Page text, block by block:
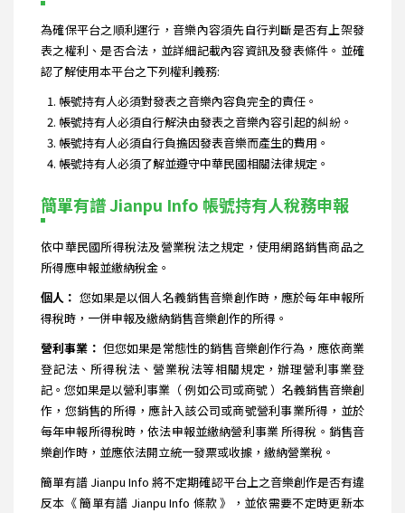
為確保平台之順利運行，音樂內容須先自行判斷是否有上架發
表之權利、是否合法，並詳細記載內容資訊及發表條件。並確
認了解使用本平台之下列權利義務:
帳號持有人必須對發表之音樂內容負完全的責任。
帳號持有人必須自行解決由發表之音樂內容引起的糾紛。
帳號持有人必須自行負擔因發表音樂而產生的費用。
帳號持有人必須了解並遵守中華民國相關法律規定。
簡單有譜 Jianpu Info 帳號持有人稅務申報
依中華民國所得稅法及營業稅法之規定，使用網路銷售商品之
所得應申報並繳納稅金。
個人： 您如果是以個人名義銷售音樂創作時，應於每年申報所
得稅時，一併申報及繳納銷售音樂創作的所得。
營利事業： 但您如果是常態性的銷售音樂創作行為，應依商業
登記法、所得稅法、營業稅法等相關規定，辦理營利事業登
記。您如果是以營利事業（ 例如公司或商號 ）名義銷售音樂創
作，您銷售的所得，應計入該公司或商號營利事業所得，並於
每年申報所得稅時，依法申報並繳納營利事業 所得稅。銷售音
樂創作時，並應依法開立統一發票或收據，繳納營業稅。
簡單有譜 Jianpu Info 將不定期確認平台上之音樂創作是否有違
反本《 簡單有譜 Jianpu Info 條款 》，並依需要不定時更新本